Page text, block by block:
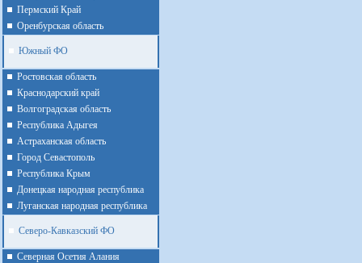
Пермский Край
Оренбурская область
Южный ФО
Ростовская область
Краснодарский край
Волгоградская область
Республика Адыгея
Астраханская область
Город Севастополь
Республика Крым
Донецкая народная республика
Луганская народная республика
Северо-Кавказский ФО
Северная Осетия Алания